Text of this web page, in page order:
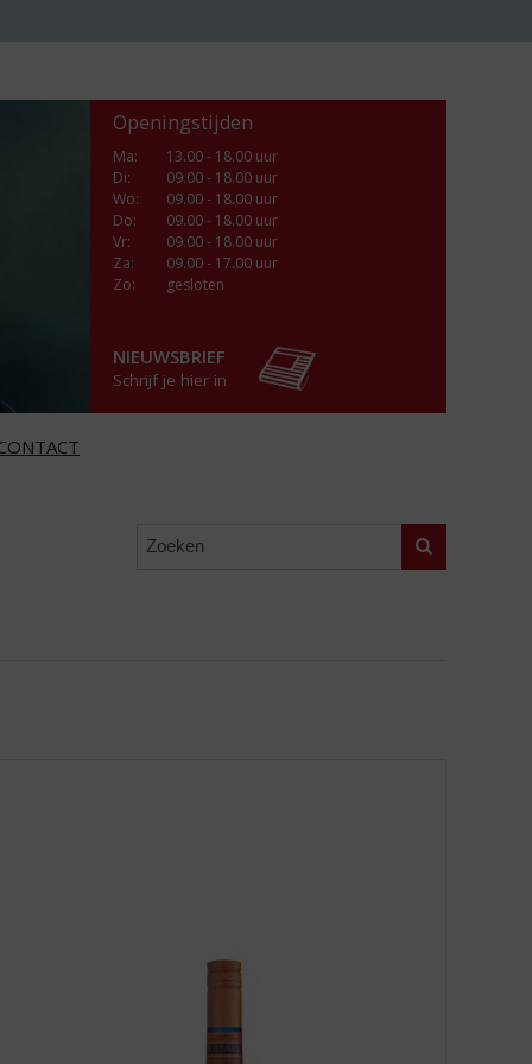
Openingstijden
Ma:
13.00 - 18.00 uur
Di:
09.00 - 18.00 uur
Wo:
09.00 - 18.00 uur
Do:
09.00 - 18.00 uur
Vr:
09.00 - 18.00 uur
Za:
09.00 - 17.00 uur
Zo:
gesloten
NIEUWSBRIEF
Schrijf je hier in
Zoeken